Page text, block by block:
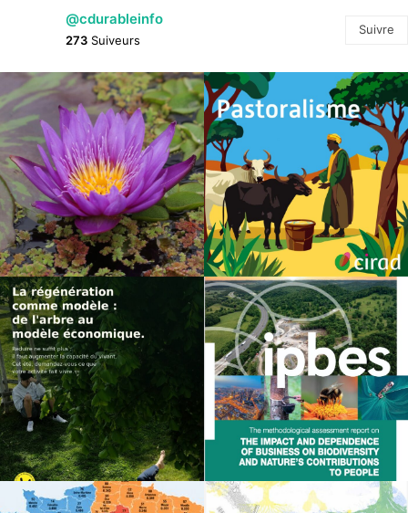
@cdurableinfo
273 Suiveurs
Suivre